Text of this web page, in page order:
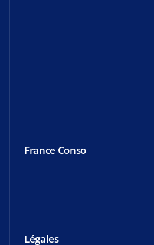
France Conso
Légales